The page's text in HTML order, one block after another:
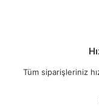
Tüm siparişleriniz